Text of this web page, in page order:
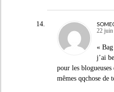
22 juin
«
j’ai
pour les
mêmes qqchose de